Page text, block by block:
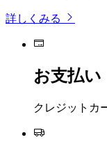
詳しくみる
お支払い
クレジットカ